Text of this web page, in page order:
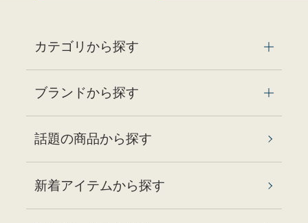
カテゴリから探す
ブランドから探す
話題の商品から探す
新着アイテムから探す